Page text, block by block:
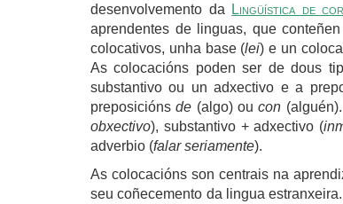
desenvolvemento da
Lingüística de
aprendentes de linguas, que
colocativos, unha base (lei) e un
As colocacións poden ser de dous
substantivo ou un adxectivo e a
preposiciónsde (algo) oucon
obxectivo), substantivo + adxectivo (
adverbio (falar seriamente).
As colocacións son centrais na
seu coñecemento da lingua